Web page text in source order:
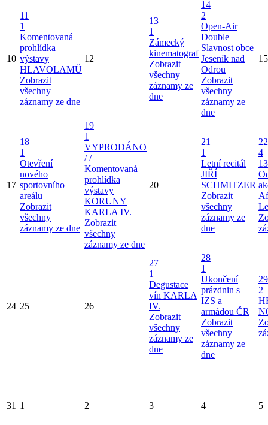
10
11
1
Komentovaná
prohlídka
výstavy
HLAVOLAMŮ
Zobrazit
všechny
záznamy ze dne
12
13
1
Zámecký
kinematograf
Zobrazit
všechny
záznamy ze
dne
14
2
Open-Air
Double
Slavnost obce
Jeseník nad
Odrou
Zobrazit
všechny
záznamy ze
dne
15
17
18
1
Otevření
nového
sportovního
areálu
Zobrazit
všechny
záznamy ze dne
19
1
VYPRODÁNO
/ /
Komentovaná
prohlídka
výstavy
KORUNY
KARLA IV.
Zobrazit
všechny
záznamy ze dne
20
21
1
Letní recitál
JIŘÍ
SCHMITZER
Zobrazit
všechny
záznamy ze
dne
22
4
24 25 26
27
1
Degustace
vín KARLA
IV.
Zobrazit
všechny
záznamy ze
dne
28
1
Ukončení
prázdnin s
IZS a
armádou ČR
Zobrazit
všechny
záznamy ze
dne
29
2
31 1 2 3 4 5